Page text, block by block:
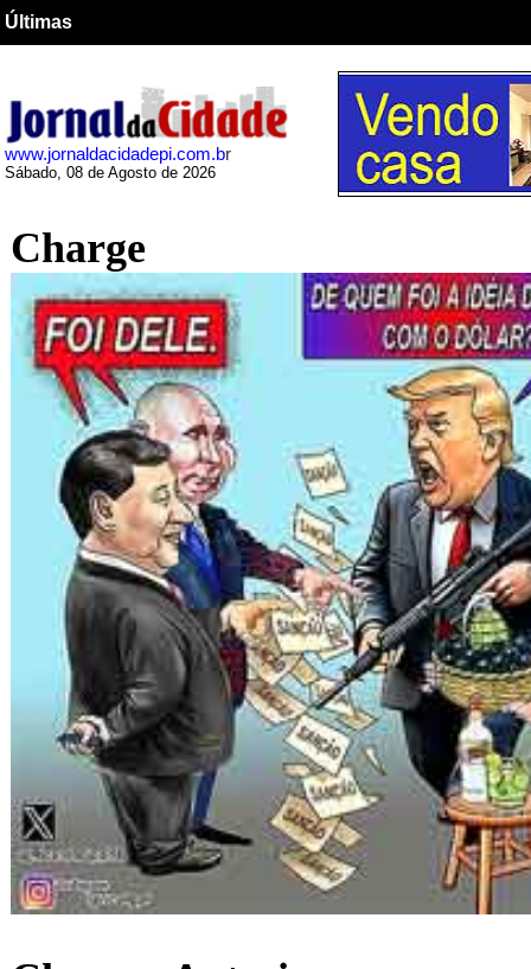
Últimas
www.jornaldacidadepi.com.br
Sábado, 08 de Agosto de 2026
Charge